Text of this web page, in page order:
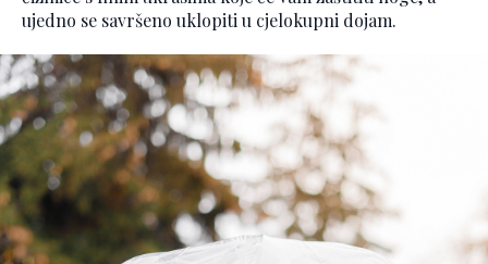
ujedno se savršeno uklopiti u cjelokupni dojam.